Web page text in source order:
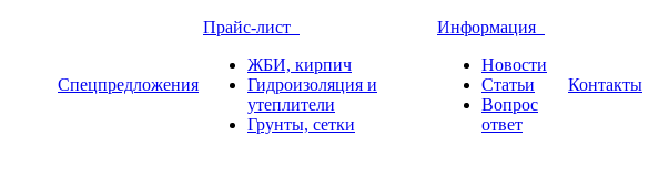
Спецпредложения
Прайс-лист
ЖБИ, кирпич
Гидроизоляция и
утеплители
Грунты, сетки
Информация
Новости
Статьи
Вопрос
ответ
Контакты